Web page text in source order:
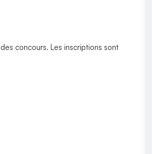
concours. Les inscriptions sont